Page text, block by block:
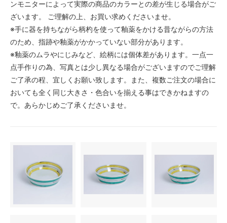
ンモニターによって実際の商品のカラーとの差が生じる場合がご
ざいます。 ご理解の上、お買い求めくださいませ。
※手に器を持ちながら柄杓を使って釉薬をかける昔ながらの方法
のため、指跡や釉薬がかかっていない部分があります。
※釉薬のムラやにじみなど、絵柄には個体差があります。一点一
点手作りの為、写真とは少し異なる場合がございますのでご理解
ご了承の程、宜しくお願い致します。また、複数ご注文の場合に
おいても全く同じ大きさ・色合いを揃える事はできかねますの
で。あらかじめご了承くださいませ。